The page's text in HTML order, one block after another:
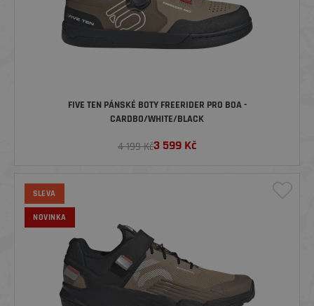
FIVE TEN PÁNSKÉ BOTY FREERIDER PRO BOA -
CARDBO/WHITE/BLACK
4 199 Kč3 599 Kč
SLEVA
NOVINKA